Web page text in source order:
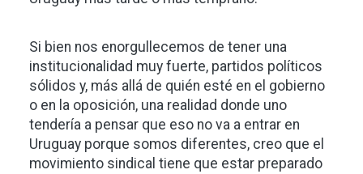
Si bien nos enorgullecemos de tener una
institucionalidad muy fuerte, partidos políticos
sólidos y, más allá de quién esté en el gobierno
o en la oposición, una realidad donde uno
tendería a pensar que eso no va a entrar en
Uruguay porque somos diferentes, creo que el
movimiento sindical tiene que estar preparado